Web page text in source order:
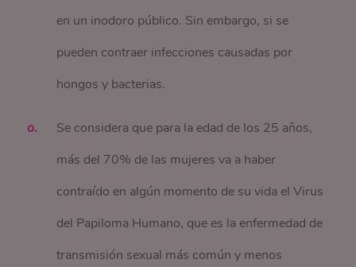
en un inodoro público. Sin embargo, si se
pueden contraer infecciones causadas por
hongos y bacterias.
Se considera que para la edad de los 25 años,
más del 70% de las mujeres va a haber
contraído en algún momento de su vida el Virus
del Papiloma Humano, que es la enfermedad de
transmisión sexual más común y menos